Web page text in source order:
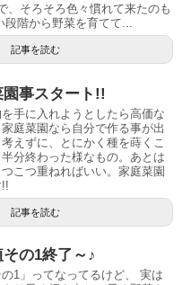
、そろそろ色々慣れて来たのも
階から野菜を育てて...
記事を読む
事スタート!!
手に入れようとしたら高価な
庭菜園なら自分で作る事が出
えずに、とにかく種を蒔くこ
分終わった様なもの。あとは
こつ重ねればいい。家庭菜園
記事を読む
の1終了～♪
1」ってなってるけど、 実は